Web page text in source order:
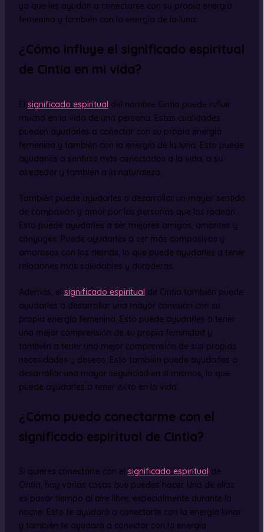
ya que les ayudan a conectarse con su propia energía
femenina y también con la energía de la luna.
¿Cómo influye el significado espiritual
de Cintia en mi vida?
El significado espiritual del nombre Cintia puede influir
mucho en la vida de una persona. Estas cualidades
pueden ayudarles a conectar con su propia energía
femenina y también con la energía de la luna. Esto puede
ayudarles a sentirse más conectados a la vida, a su
alrededor y también a la naturaleza.
También puede ayudarles a desarrollar un mayor sentido
de compasión y amor por las personas que los rodean.
Esto puede ayudarles a ser mejores amigos, amantes y
cónyuges. Puede ayudarles a ser más compasivos y
amorosos con los demás, lo que puede ayudarles a tener
relaciones más saludables y duraderas.
Además, el significado espiritual de Cintia también puede
ayudarles a desarrollar una mayor conexión con su
propia energía femenina. Esto puede ayudarles a tener
una mejor comprensión de su propia feminidad y
también a tener una mejor comprensión de sus propias
necesidades y deseos. Esto también puede ayudarles a
desarrollar una mayor seguridad en sí mismos, lo que
puede ayudarles a tener éxito en la vida.
¿Cómo puedo conectarme con el
significado espiritual de Cintia?
Si quieres conectarte con el significado espiritual de
Cintia, hay varias cosas que puedes hacer. Una de ellas
es pasar tiempo al aire libre, especialmente durante la
noche. Esto te ayudará a conectarte con la energía lunar
y también te ayudará a conectar con la energía